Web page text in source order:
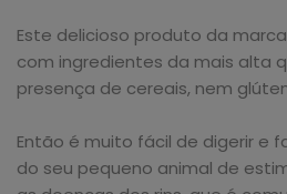
Este delicioso produto da
com ingredientes da mais alta
presença de cereais, nem
Então é muito fácil de digerir e
do seu pequeno animal de